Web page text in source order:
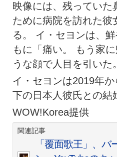
映像には、残っていた
ために病院を訪れた彼
る。 イ・セヨンは、
もに「痛い。 もう家
うな顔で人目を引いた。
イ・セヨンは2019年
下の日本人彼氏との結
WOW!Korea提供
関連記事
「覆面歌王」、バ